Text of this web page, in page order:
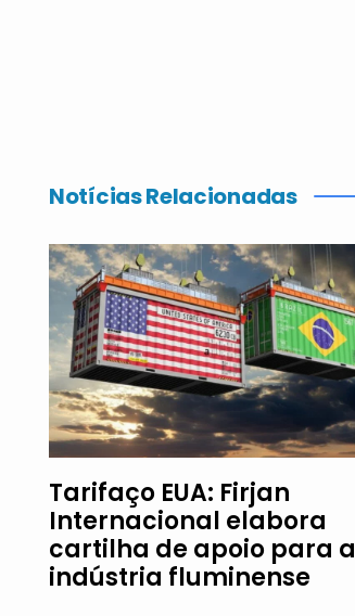
Notícias Relacionadas
Tarifaço EUA: Firjan
Internacional elabora
cartilha de apoio para a
indústria fluminense